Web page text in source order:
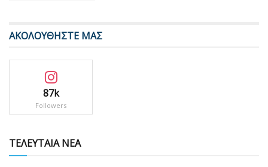
ΑΚΟΛΟΥΘΗΣΤΕ ΜΑΣ
87k
Followers
ΤΕΛΕΥΤΑΙΑ ΝΕΑ